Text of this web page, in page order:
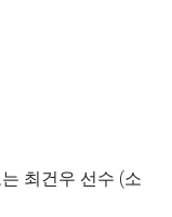
최건우 선수 (소